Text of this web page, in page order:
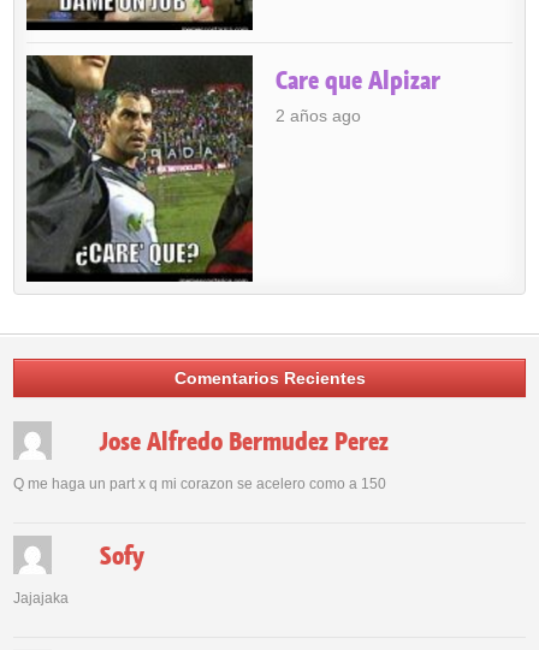
Care que Alpizar
2 años ago
Comentarios Recientes
Jose Alfredo Bermudez Perez
Q me haga un part x q mi corazon se acelero como a 150
Sofy
Jajajaka